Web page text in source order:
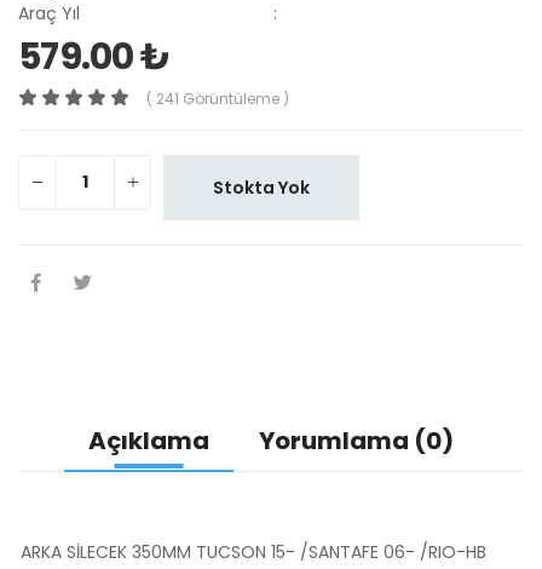
Araç Yıl
:
579.00 ₺
( 241 Görüntüleme )
Stokta Yok
Açıklama Yorumlama (0)
ARKA SİLECEK 350MM TUCSON 15- /SANTAFE 06- /RIO-HB